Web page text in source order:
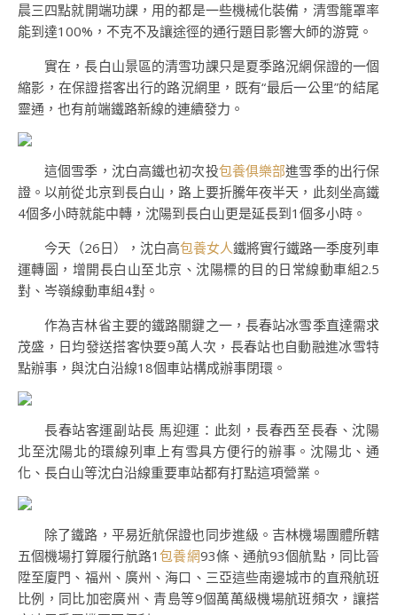
晨三四點就開端功課，用的都是一些機械化裝備，清雪籠罩率
能到達100%，不克不及讓途徑的通行題目影響大師的游覽。
實在，長白山景區的清雪功課只是夏季路況網保證的一個
縮影，在保證搭客出行的路況網里，既有“最后一公里”的結尾
靈通，也有前端鐵路新線的連續發力。
這個雪季，沈白高鐵也初次投包養俱樂部進雪季的出行保
證。以前從北京到長白山，路上要折騰年夜半天，此刻坐高鐵
4個多小時就能中轉，沈陽到長白山更是延長到1個多小時。
今天（26日），沈白高包養女人鐵將實行鐵路一季度列車
運轉圖，增開長白山至北京、沈陽標的目的日常線動車組2.5
對、岑嶺線動車組4對。
作為吉林省主要的鐵路關鍵之一，長春站冰雪季直達需求
茂盛，日均發送搭客快要9萬人次，長春站也自動融進冰雪特
點辦事，與沈白沿線18個車站構成辦事閉環。
長春站客運副站長 馬迎運：此刻，長春西至長春、沈陽
北至沈陽北的環線列車上有雪具方便行的辦事。沈陽北、通
化、長白山等沈白沿線重要車站都有打點這項營業。
除了鐵路，平易近航保證也同步進級。吉林機場團體所轄
五個機場打算履行航路1包養網93條、通航93個航點，同比晉
陞至廈門、福州、廣州、海口、三亞這些南邊城市的直飛航班
比例，同比加密廣州、青島等9個萬萬級機場航班頻次，讓搭